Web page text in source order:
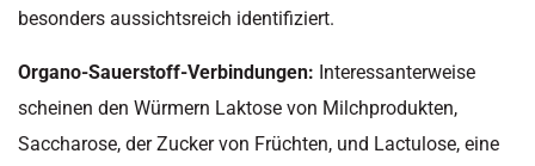
besonders aussichtsreich identifiziert.
Organo-Sauerstoff-Verbindungen: Interessanterweise
scheinen den Würmern Laktose von Milchprodukten,
Saccharose, der Zucker von Früchten, und Lactulose, eine